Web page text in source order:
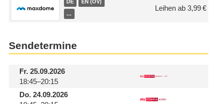
DE EN (OV)
…
Leihen ab 3,99 €
Sendetermine
Fr.25.09.2026
18:45–20:15
Do.24.09.2026